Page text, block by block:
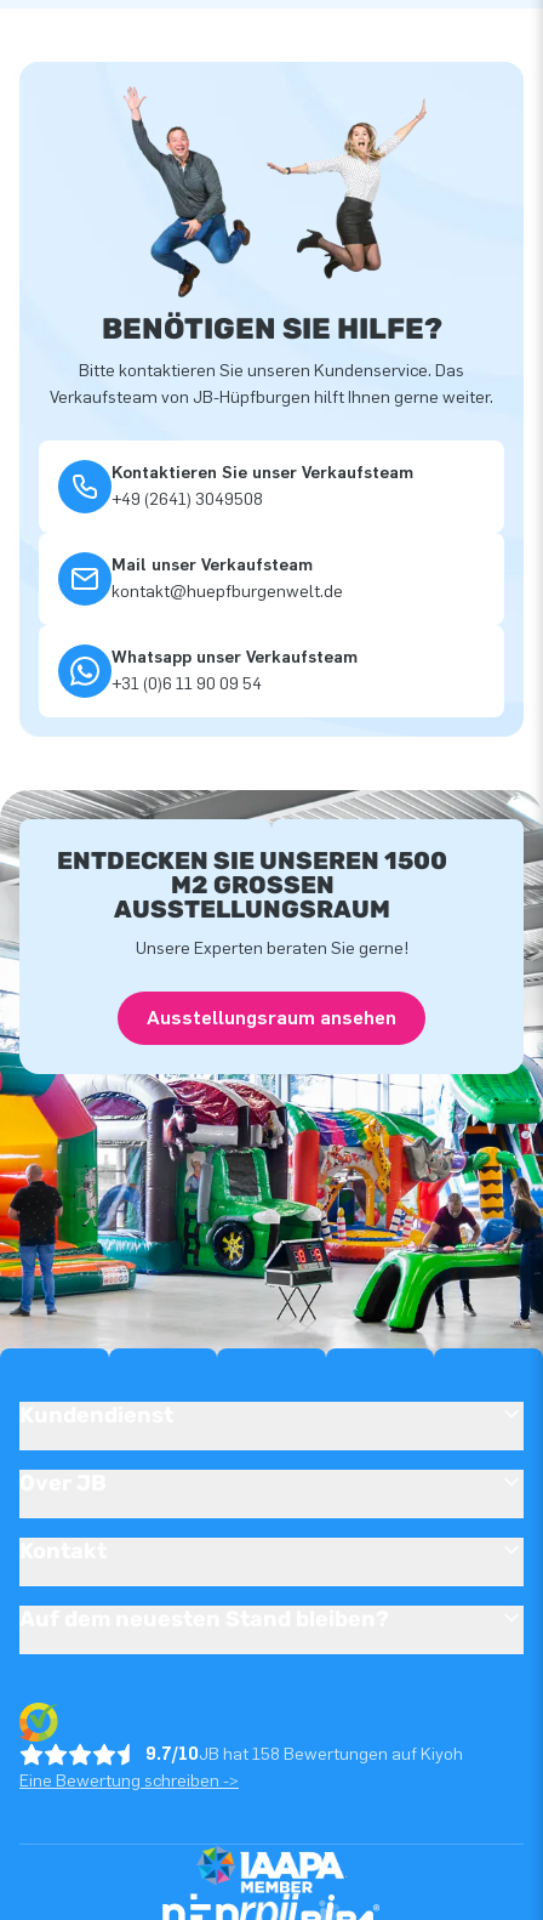
BENÖTIGEN SIE HILFE?
Bitte kontaktieren Sie unseren Kundenservice. Das
Verkaufsteam von JB-Hüpfburgen hilft Ihnen gerne weiter.
Kontaktieren Sie unser Verkaufsteam
+49 (2641) 3049508
Mail unser Verkaufsteam
kontakt@huepfburgenwelt.de
Whatsapp unser Verkaufsteam
+31 (0)6 11 90 09 54
ENTDECKEN SIE UNSEREN 1500
M2 GROSSEN A
USSTELLUNGSRAUM
Unsere Experten beraten Sie gerne!
Ausstellungsraum ansehen
9.7/10JB hat 158 Bewertungen auf Kiyoh
Eine Bewertung schreiben ->